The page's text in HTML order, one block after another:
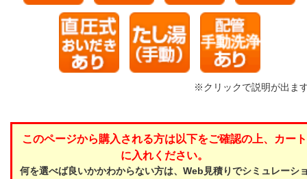
※クリックで説明が出ま
このページから購入される方は以下をご確認の上、カート
に入れください。
何を選べば良いかかわからない方は、Web見積りでシミュレーシ